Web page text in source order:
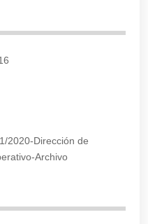
2020-Dirección de
Archivo